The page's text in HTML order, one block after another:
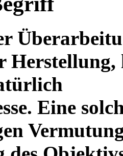
Herstellung,
Eine